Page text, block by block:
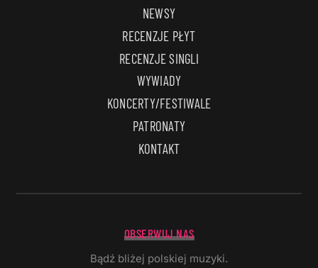
NEWSY
RECENZJE PŁYT
RECENZJE SINGLI
WYWIADY
KONCERTY/FESTIWALE
PATRONATY
KONTAKT
OBSERWUJ NAS
Bądź bliżej polskiej muzyki.